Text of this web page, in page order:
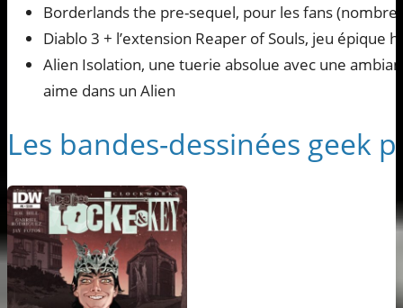
Borderlands the pre-sequel, pour les fans
Diablo 3 + l’extension Reaper of Souls, jeu épique
Alien Isolation, une tuerie absolue avec une
aime dans un Alien
Les bandes-dessinées geek